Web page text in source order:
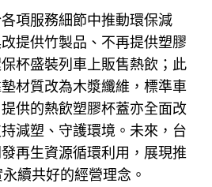
項服務細節中推動環保減
提供竹製品、不再提供塑膠
杯盛裝列車上販售熱飲；此
材質改為木漿纖維，標準車
供的熱飲塑膠杯蓋亦全面改
減塑、守護環境。未來，台
再生資源循環利用，展現推
續共好的經營理念。